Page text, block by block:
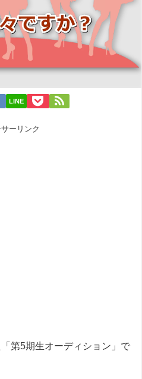
LINE
ーリンク
第5期生オーディション」で